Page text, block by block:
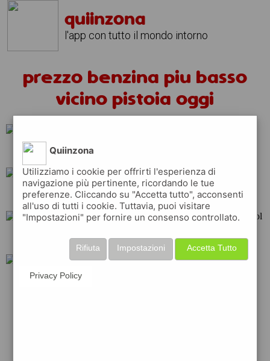
quiinzona
l'app con tutto il mondo intorno
prezzo benzina piu basso
vicino pistoia oggi
tamoil
shell api eni
total repsol
erg
Quiinzona
Utilizziamo i cookie per offrirti l'esperienza di
navigazione più pertinente, ricordando le tue
preferenze. Cliccando su "Accetta tutto", acconsenti
all'uso di tutti i cookie. Tuttavia, puoi visitare
"Impostazioni" per fornire un consenso controllato.
Accetta Tutto
Impostazioni
Rifiuta
Privacy Policy